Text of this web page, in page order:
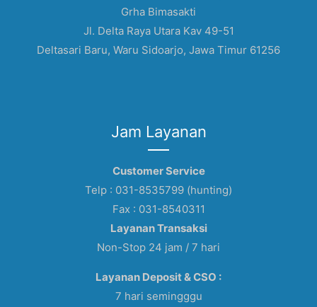
Grha Bimasakti
Jl. Delta Raya Utara Kav 49-51
Deltasari Baru, Waru Sidoarjo, Jawa Timur 61256
Jam Layanan
Customer Service
Telp : 031-8535799 (hunting)
Fax : 031-8540311
Layanan Transaksi
Non-Stop 24 jam / 7 hari
Layanan Deposit & CSO :
7 hari semingggu